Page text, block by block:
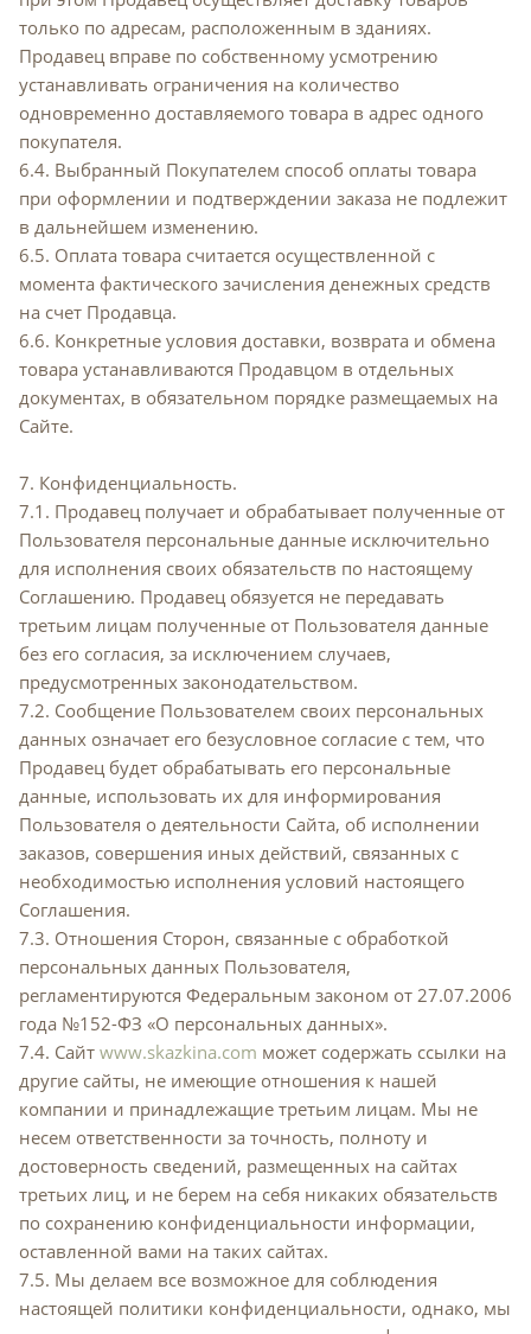
только по адресам, расположенным в зданиях.
Продавец вправе по собственному усмотрению
устанавливать ограничения на количество
одновременно доставляемого товара в адрес одного
покупателя.
6.4. Выбранный Покупателем способ оплаты товара
при оформлении и подтверждении заказа не подлежит
в дальнейшем изменению.
6.5. Оплата товара считается осуществленной с
момента фактического зачисления денежных средств
на счет Продавца.
6.6. Конкретные условия доставки, возврата и обмена
товара устанавливаются Продавцом в отдельных
документах, в обязательном порядке размещаемых на
Сайте.
7. Конфиденциальность.
7.1. Продавец получает и обрабатывает полученные от
Пользователя персональные данные исключительно
для исполнения своих обязательств по настоящему
Соглашению. Продавец обязуется не передавать
третьим лицам полученные от Пользователя данные
без его согласия, за исключением случаев,
предусмотренных законодательством.
7.2. Сообщение Пользователем своих персональных
данных означает его безусловное согласие с тем, что
Продавец будет обрабатывать его персональные
данные, использовать их для информирования
Пользователя о деятельности Сайта, об исполнении
заказов, совершения иных действий, связанных с
необходимостью исполнения условий настоящего
Соглашения.
7.3. Отношения Сторон, связанные с обработкой
персональных данных Пользователя,
регламентируются Федеральным законом от 27.07.2006
года №152-ФЗ «О персональных данных».
7.4. Сайт www.skazkina.com может содержать ссылки на
другие сайты, не имеющие отношения к нашей
компании и принадлежащие третьим лицам. Мы не
несем ответственности за точность, полноту и
достоверность сведений, размещенных на сайтах
третьих лиц, и не берем на себя никаких обязательств
по сохранению конфиденциальности информации,
оставленной вами на таких сайтах.
7.5. Мы делаем все возможное для соблюдения
настоящей политики конфиденциальности, однако, мы